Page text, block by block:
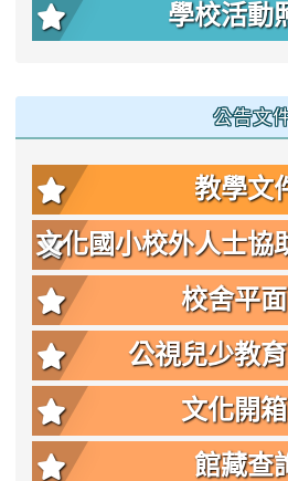
學校活動
公告文
教學文
文化國小校外人士協
點
校舍平
公視兒少教
文化開
館藏查